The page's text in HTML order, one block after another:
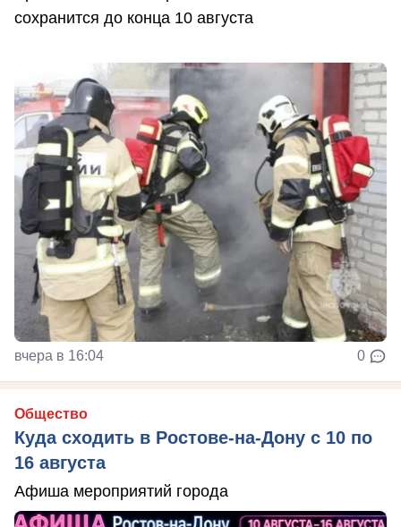
сохранится до конца 10 августа
вчера в 16:04 0
Общество
Куда сходить в Ростове-на-Дону с 10 по
16 августа
Афиша мероприятий города